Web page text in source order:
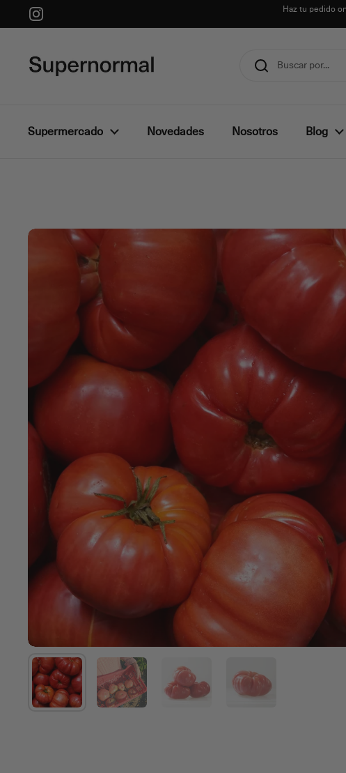
Ir al contenido
Instagram
Haz tu pedido
Supermercado Novedades Nosotros Blog